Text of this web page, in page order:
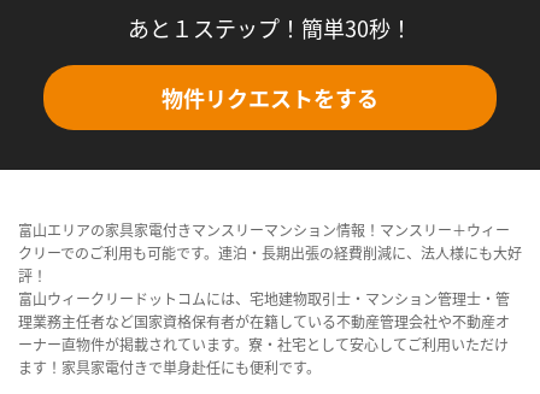
あと１ステップ！簡単30秒！
物件リクエストをする
富山エリアの家具家電付きマンスリーマンション情報！マンスリー＋ウィー
クリーでのご利用も可能です。連泊・長期出張の経費削減に、法人様にも大好
評！
富山ウィークリードットコムには、宅地建物取引士・マンション管理士・管
理業務主任者など国家資格保有者が在籍している不動産管理会社や不動産オ
ーナー直物件が掲載されています。寮・社宅として安心してご利用いただけ
ます！家具家電付きで単身赴任にも便利です。